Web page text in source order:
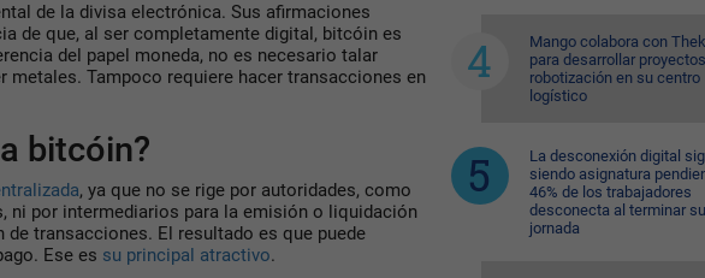
de la divisa electrónica. Sus afirmaciones
de que, al ser completamente digital, bitcóin es
del papel moneda, no es necesario talar
metales. Tampoco requiere hacer transacciones en
bitcóin?
, ya que no se rige por autoridades, como
ni por intermediarios para la emisión o liquidación
de transacciones. El resultado es que puede
Ese es su principal atractivo.
Mango colabora con
para desarrollar
robotización en su centro
logístico
La desconexión digital
siendo asignatura
46% de los trabajadores
desconecta al terminar su
jornada